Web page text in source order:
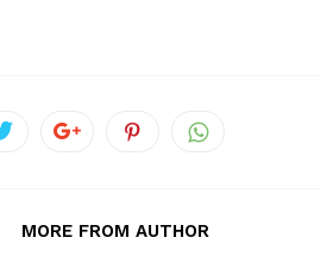
MORE FROM AUTHOR